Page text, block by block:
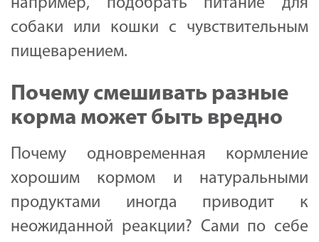
например, подобрать питание для
собаки или кошки с чувствительным
пищеварением.
Почему смешивать разные
корма может быть вредно
Почему одновременная кормление
хорошим кормом и натуральными
продуктами иногда приводит к
неожиданной реакции? Сами по себе